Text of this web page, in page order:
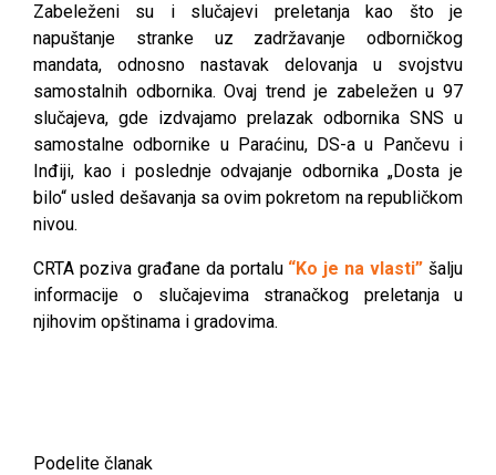
Zabeleženi su i slučajevi preletanja kao što je
napuštanje stranke uz zadržavanje odborničkog
mandata, odnosno nastavak delovanja u svojstvu
samostalnih odbornika. Ovaj trend je zabeležen u 97
slučajeva, gde izdvajamo prelazak odbornika SNS u
samostalne odbornike u Paraćinu, DS-a u Pančevu i
Inđiji, kao i poslednje odvajanje odbornika „Dosta je
bilo“ usled dešavanja sa ovim pokretom na republičkom
nivou.
CRTA poziva građane da portalu “Ko je na vlasti” šalju
informacije o slučajevima stranačkog preletanja u
njihovim opštinama i gradovima.
Podelite članak